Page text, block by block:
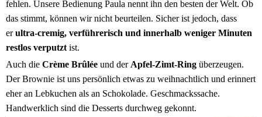
fehlen. Unsere Bedienung Paula nennt ihn den besten der Welt. Ob
das stimmt, können wir nicht beurteilen. Sicher ist jedoch, dass
erultra-cremig, verführerisch und innerhalb weniger Minuten
restlos verputzt ist.
Auch die Crème Brûlée und der Apfel-Zimt-Ring überzeugen.
Der Brownie ist uns persönlich etwas zu weihnachtlich und erinnert
eher an Lebkuchen als an Schokolade. Geschmackssache.
Handwerklich sind die Desserts durchweg gekonnt.